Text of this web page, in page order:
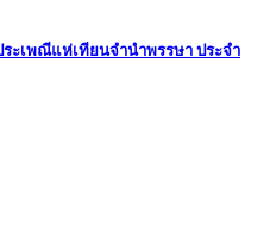
ะเพณีแห่เทียนจำนำพรรษา ประจำ